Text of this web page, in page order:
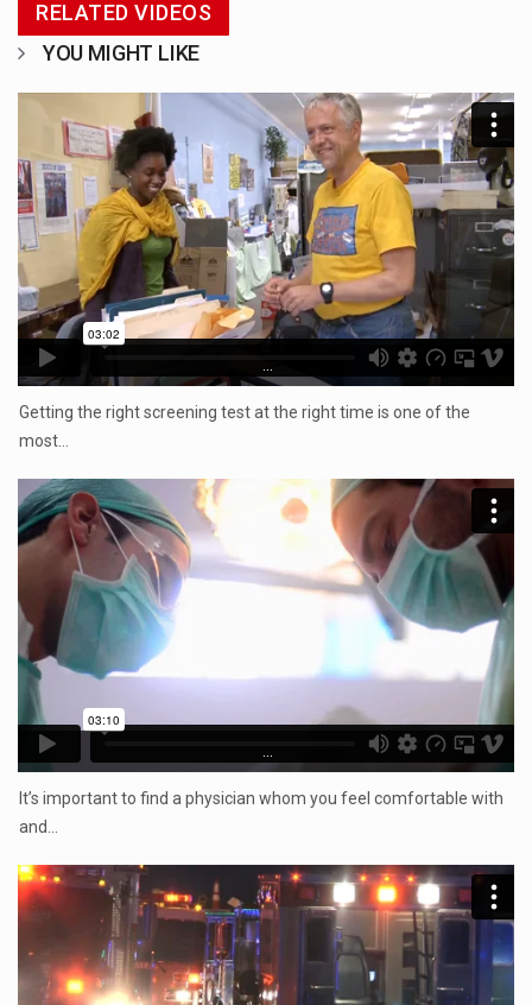
RELATED VIDEOS
YOU MIGHT LIKE
Getting the right screening test at the right time is one of the
most…
It’s important to find a physician whom you feel comfortable with
and…